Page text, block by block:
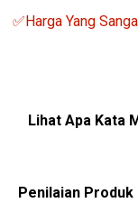
✅Harga Yang
Lihat Apa Kata
Penilaian Produk